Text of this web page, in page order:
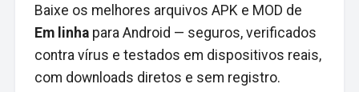
Baixe os melhores arquivos APK e MOD de
Em linhapara Android — seguros, verificados
contra vírus e testados em dispositivos reais,
com downloads diretos e sem registro.